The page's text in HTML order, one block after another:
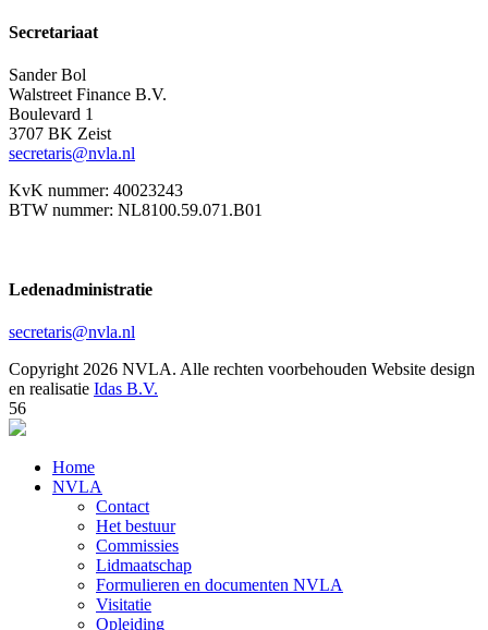
Secretariaat
Sander Bol
Walstreet Finance B.V.
Boulevard 1
3707 BK Zeist
secretaris@nvla.nl
KvK nummer: 40023243
BTW nummer: NL8100.59.071.B01
Ledenadministratie
secretaris@nvla.nl
Copyright 2026 NVLA. Alle rechten voorbehouden Website design
en realisatie Idas B.V.
56
Home
NVLA
Contact
Het bestuur
Commissies
Lidmaatschap
Formulieren en documenten NVLA
Visitatie
Opleiding